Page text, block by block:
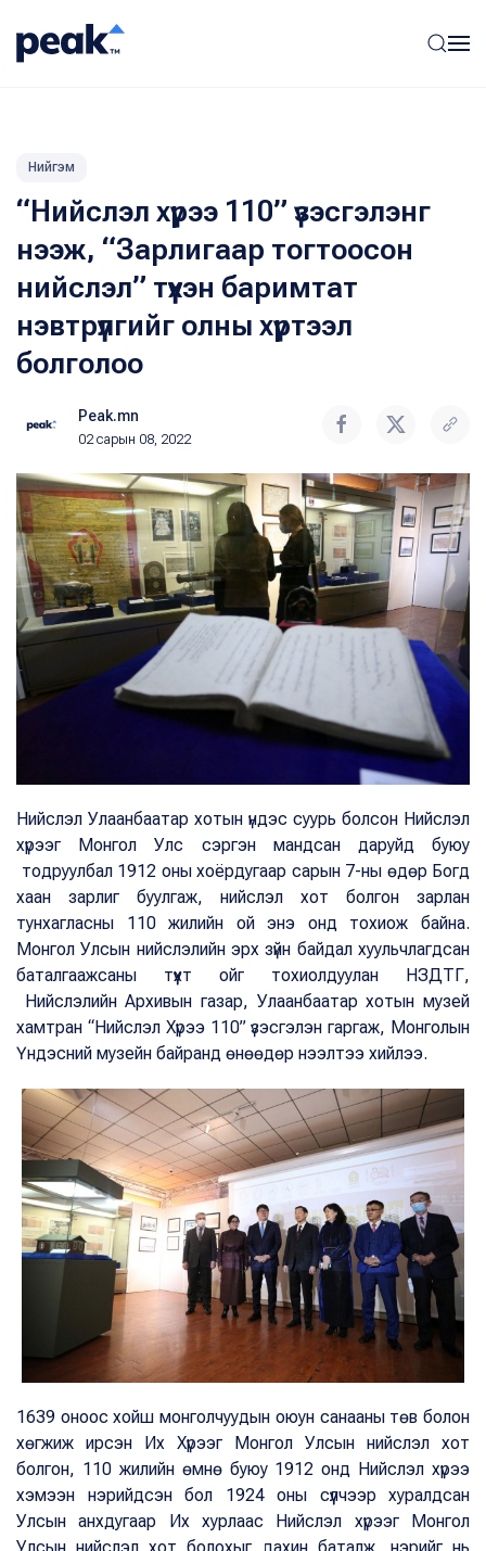
Нийгэм
“Нийслэл хүрээ 110” үзэсгэлэнг
нээж, “Зарлигаар тогтоосон
нийслэл” түүхэн баримтат
нэвтрүүлгийг олны хүртээл
болголоо
Peak.mn
02 сарын 08, 2022
Нийслэл Улаанбаатар хотын үндэс суурь болсон Нийслэл
хүрээг Монгол Улс сэргэн мандсан даруйд буюу
тодруулбал 1912 оны хоёрдугаар сарын 7-ны өдөр Богд
хаан зарлиг буулгаж, нийслэл хот болгон зарлан
тунхагласны 110 жилийн ой энэ онд тохиож байна.
Монгол Улсын нийслэлийн эрх зүйн байдал хуульчлагдсан
баталгаажсаны түүхт ойг тохиолдуулан НЗДТГ,
Нийслэлийн Архивын газар, Улаанбаатар хотын музей
хамтран “Нийслэл Хүрээ 110” үзэсгэлэн гаргаж, Монголын
Үндэсний музейн байранд өнөөдөр нээлтээ хийлээ.
1639 оноос хойш монголчуудын оюун санааны төв болон
хөгжиж ирсэн Их Хүрээг Монгол Улсын нийслэл хот
болгон, 110 жилийн өмнө буюу 1912 онд Нийслэл хүрээ
хэмээн нэрийдсэн бол 1924 оны сүүлчээр хуралдсан
Улсын анхдугаар Их хурлаас Нийслэл хүрээг Монгол